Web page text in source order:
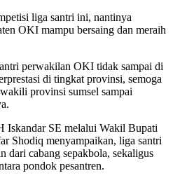
liga santri ini, nantinya
OKI mampu bersaing dan meraih
perwakilan OKI tidak sampai di
di tingkat provinsi, semoga
provinsi sumsel sampai
Iskandar SE melalui Wakil Bupati
Shodiq menyampaikan, liga santri
dari cabang sepakbola, sekaligus
pondok pesantren.